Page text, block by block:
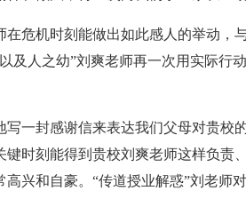
在危机时刻能做出如此感人的举动，
及人之幼”刘爽老师再一次用实际行
写一封感谢信来表达我们父母对贵校
键时刻能得到贵校刘爽老师这样负责
高兴和自豪。“传道授业解惑”刘老师